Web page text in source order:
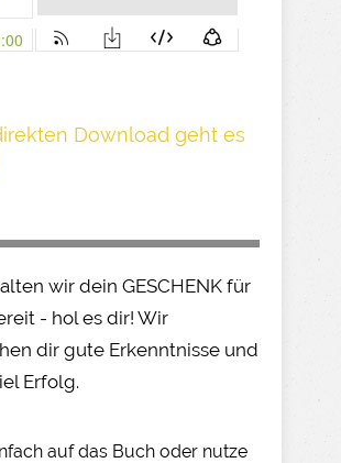
n Download geh t es
wir dein GESCHENK für
- hol es dir! Wir
dir gute Erkenntnisse und
Erfolg.
auf das Buch oder nutze